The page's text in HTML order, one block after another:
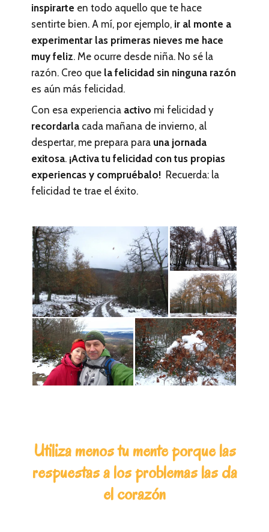
inspirarte en todo aquello que te hace
sentirte bien. A mí, por ejemplo, ir al monte a
experimentar las primeras nieves me hace
muy feliz. Me ocurre desde niña. No sé la
razón. Creo que la felicidad sin ninguna razón
es aún más felicidad.
Con esa experiencia activo mi felicidad y
recordarla cada mañana de invierno, al
despertar, me prepara para una jornada
exitosa. ¡Activa tu felicidad con tus propias
experiencas y compruébalo! Recuerda: la
felicidad te trae el éxito.
Utiliza menos tu mente porque las
respuestas a los problemas las da
el corazón